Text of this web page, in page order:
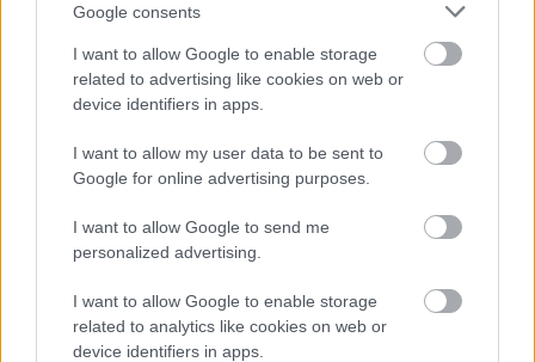
Google consents
I want to allow Google to enable storage
related to advertising like cookies on web or
device identifiers in apps.
I want to allow my user data to be sent to
Google for online advertising purposes.
I want to allow Google to send me
personalized advertising.
I want to allow Google to enable storage
related to analytics like cookies on web or
device identifiers in apps.
VÁLHATTÁL VOLNA?